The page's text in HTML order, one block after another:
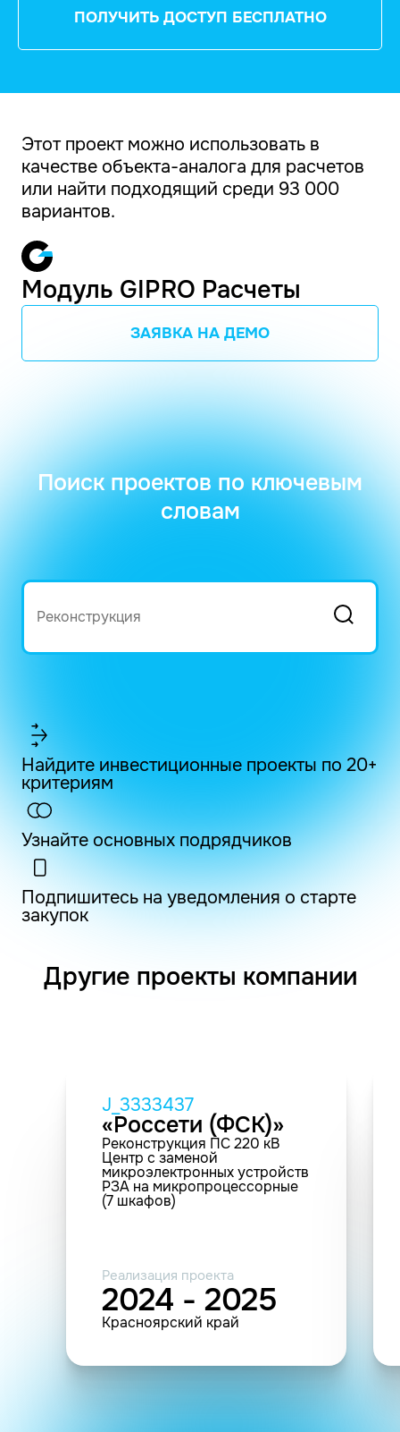
ПОЛУЧИТЬ ДОСТУП БЕСПЛАТНО
Этот проект можно использовать в
качестве объекта-аналога для расчетов
или найти подходящий среди 93 000
вариантов.
Модуль GIPRO Расчеты
ЗАЯВКА НА ДЕМО
Поиск проектов по ключевым
словам
Найдите инвестиционные проекты по 20+
критериям
Узнайте основных подрядчиков
Подпишитесь на уведомления о старте
закупок
Другие проекты компании
J_3333437
«Россети (ФСК)»
Реконструкция ПС 220 кВ
Центр с заменой
микроэлектронных устройств
РЗА на микропроцессорные
(7 шкафов)
Реализация проекта
2024 - 2025
Красноярский край